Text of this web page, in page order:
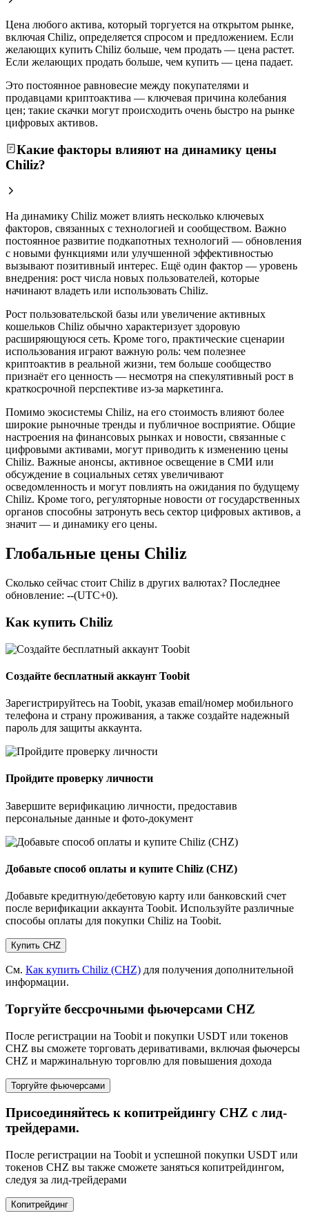
Цена любого актива, который торгуется на открытом рынке,
включая Chiliz, определяется спросом и предложением. Если
желающих купить Chiliz больше, чем продать — цена растет.
Если желающих продать больше, чем купить — цена падает.
Это постоянное равновесие между покупателями и
продавцами криптоактива — ключевая причина колебания
цен; такие скачки могут происходить очень быстро на рынке
цифровых активов.
Какие факторы влияют на динамику цены
Chiliz?
На динамику Chiliz может влиять несколько ключевых
факторов, связанных с технологией и сообществом. Важно
постоянное развитие подкапотных технологий — обновления
с новыми функциями или улучшенной эффективностью
вызывают позитивный интерес. Ещё один фактор — уровень
внедрения: рост числа новых пользователей, которые
начинают владеть или использовать Chiliz.
Рост пользовательской базы или увеличение активных
кошельков Chiliz обычно характеризует здоровую
расширяющуюся сеть. Кроме того, практические сценарии
использования играют важную роль: чем полезнее
криптоактив в реальной жизни, тем больше сообщество
признаёт его ценность — несмотря на спекулятивный рост в
краткосрочной перспективе из-за маркетинга.
Помимо экосистемы Chiliz, на его стоимость влияют более
широкие рыночные тренды и публичное восприятие. Общие
настроения на финансовых рынках и новости, связанные с
цифровыми активами, могут приводить к изменению цены
Chiliz. Важные анонсы, активное освещение в СМИ или
обсуждение в социальных сетях увеличивают
осведомленность и могут повлиять на ожидания по будущему
Chiliz. Кроме того, регуляторные новости от государственных
органов способны затронуть весь сектор цифровых активов, а
значит — и динамику его цены.
Глобальные цены Chiliz
Сколько сейчас стоит Chiliz в других валютах? Последнее
обновление: --(UTC+0).
Как купить Chiliz
Создайте бесплатный аккаунт Toobit
Зарегистрируйтесь на Toobit, указав email/номер мобильного
телефона и страну проживания, а также создайте надежный
пароль для защиты аккаунта.
Пройдите проверку личности
Завершите верификацию личности, предоставив
персональные данные и фото-документ
Добавьте способ оплаты и купите Chiliz (CHZ)
Добавьте кредитную/дебетовую карту или банковский счет
после верификации аккаунта Toobit. Используйте различные
способы оплаты для покупки Chiliz на Toobit.
Купить CHZ
См. Как купить Chiliz (CHZ) для получения дополнительной
информации.
Торгуйте бессрочными фьючерсами CHZ
После регистрации на Toobit и покупки USDT или токенов
CHZ вы сможете торговать деривативами, включая фьючерсы
CHZ и маржинальную торговлю для повышения дохода
Торгуйте фьючерсами
Присоединяйтесь к копитрейдингу CHZ с лид-
трейдерами.
После регистрации на Toobit и успешной покупки USDT или
токенов CHZ вы также сможете заняться копитрейдингом,
следуя за лид-трейдерами
Копитрейдинг